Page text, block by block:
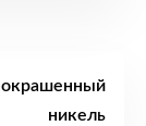
никель